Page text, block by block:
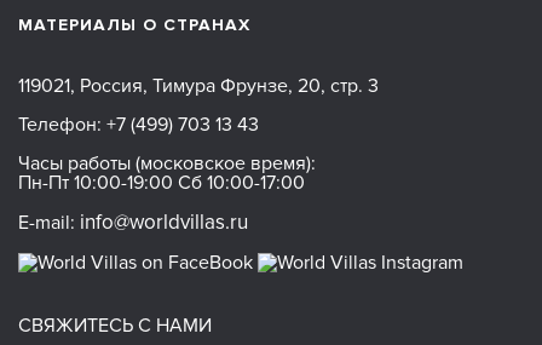
МАТЕРИАЛЫ О СТРАНАХ
119021, Россия, Тимура Фрунзе, 20, стр. 3
Телефон: +7 (499) 703 13 43
Часы работы (московское время):
Пн-Пт 10:00-19:00 Сб 10:00-17:00
E-mail: info@worldvillas.ru
СВЯЖИТЕСЬ С НАМИ